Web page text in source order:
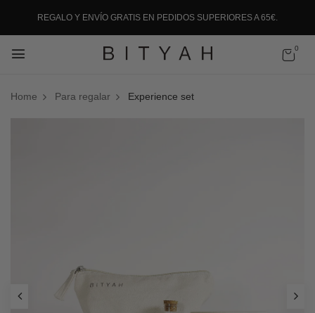
REGALO Y ENVÍO GRATIS EN PEDIDOS SUPERIORES A 65€.
0
Home Para regalar Experience set